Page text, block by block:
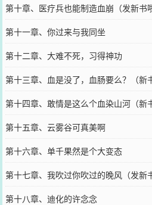
啊！）
第十章、医疗兵也能制造血崩（发新书
啊！）
第十一章、你过来与我同坐
第十二章、大难不死，习得神功
第十三章、血是没了，血肠要么？（新
第十四章、敢情是这么个血染山河（新
第十五章、云雾谷可真美啊
第十六章、单千果然是个大变态
第十七章、我吹过你吹过的晚风（发新
啊！）
第十八章、迪化的许念念